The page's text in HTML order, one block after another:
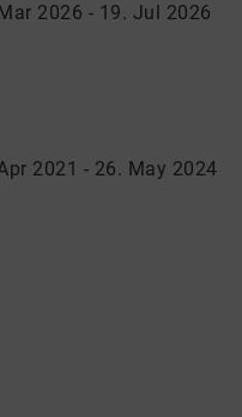
2026 - 19. Jul 2026
2021 - 26. May 2024